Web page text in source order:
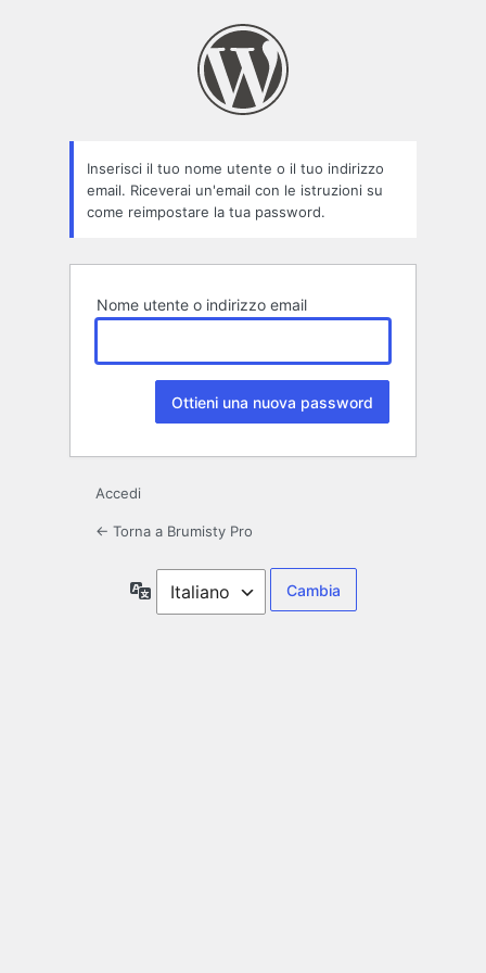
Inserisci il tuo nome utente o il tuo indirizzo
email. Riceverai un'email con le istruzioni su
come reimpostare la tua password.
Nome utente o indirizzo email
Accedi
← Torna a Brumisty Pro
Lingua